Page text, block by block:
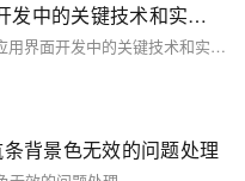
Swift 与 UIKit 在 iOS 应用界面开发中的关键技术和实践方法
本文深入探讨了 Swift 与 UIKit 在 iOS 应用界面开发中的关键技术和实践方法。Swift 以其简洁、高效和类型安全的特点，结合 UIKit 丰富的组件和功能，为开发者提供了强大的工具。文章从 Swift 的语法优势、类型安全、编程模型以及与 UIKit 的集成，到 UIKit 的主要组件和功能，再到构建界面的实践技巧和实际案例分析，全面介绍了如何利用这些技术创建高质量的用户界面。
背景色无效的问题处理